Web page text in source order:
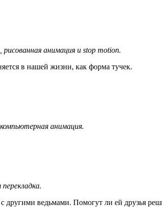
анимация и stop motion.
в нашей жизни, как форма тучек.
анимация.
ведьмами. Помогут ли ей друзья